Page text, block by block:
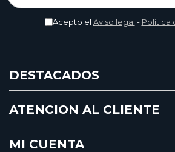
Acepto el Aviso legal - Política
DESTACADOS
ATENCION AL CLIENTE
MI CUENTA